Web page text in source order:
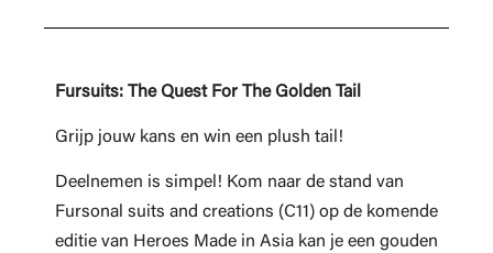
Fursuits: The Quest For The Golden Tail
Grijp jouw kans en win een plush tail!
Deelnemen is simpel! Kom naar de stand van
Fursonal suits and creations (C11) op de komende
editie van Heroes Made in Asia kan je een gouden